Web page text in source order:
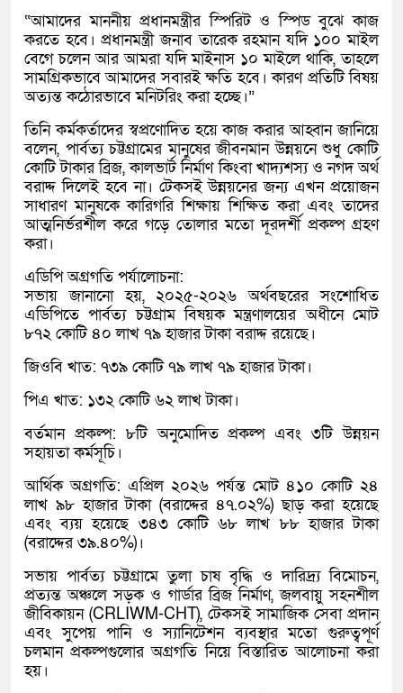
“আমাদের মাননীয় প্রধানমন্ত্রীর স্পিরিট ও স্পিড বুঝে কাজ
করতে হবে। প্রধানমন্ত্রী জনাব তারেক রহমান যদি ১০০ মাইল
বেগে চলেন আর আমরা যদি মাইনাস ১০ মাইলে থাকি, তাহলে
সামগ্রিকভাবে আমাদের সবারই ক্ষতি হবে। কারণ প্রতিটি বিষয়
অত্যন্ত কঠোরভাবে মনিটরিং করা হচ্ছে।”
তিনি কর্মকর্তাদের স্বপ্রণোদিত হয়ে কাজ করার আহ্বান জানিয়ে
বলেন, পার্বত্য চট্টগ্রামের মানুষের জীবনমান উন্নয়নে শুধু কোটি
কোটি টাকার ব্রিজ, কালভার্ট নির্মাণ কিংবা খাদ্যশস্য ও নগদ অর্থ
বরাদ্দ দিলেই হবে না। টেকসই উন্নয়নের জন্য এখন প্রয়োজন
সাধারণ মানুষকে কারিগরি শিক্ষায় শিক্ষিত করা এবং তাদের
আত্মনির্ভরশীল করে গড়ে তোলার মতো দূরদর্শী প্রকল্প গ্রহণ
করা।
এডিপি অগ্রগতি পর্যালোচনা:
সভায় জানানো হয়, ২০২৫-২০২৬ অর্থবছরের সংশোধিত
এডিপিতে পার্বত্য চট্টগ্রাম বিষয়ক মন্ত্রণালয়ের অধীনে মোট
৮৭২ কোটি ৪০ লাখ ৭৯ হাজার টাকা বরাদ্দ রয়েছে।
জিওবি খাত: ৭৩৯ কোটি ৭৯ লাখ ৭৯ হাজার টাকা।
পিএ খাত: ১৩২ কোটি ৬২ লাখ টাকা।
বর্তমান প্রকল্প: ৮টি অনুমোদিত প্রকল্প এবং ৩টি উন্নয়ন
সহায়তা কর্মসূচি।
আর্থিক অগ্রগতি: এপ্রিল ২০২৬ পর্যন্ত মোট ৪১০ কোটি ২৪
লাখ ৯৮ হাজার টাকা (বরাদ্দের ৪৭.০২%) ছাড় করা হয়েছে
এবং ব্যয় হয়েছে ৩৪৩ কোটি ৬৮ লাখ ৮৮ হাজার টাকা
(বরাদ্দের ৩৯.৪০%)।
সভায় পার্বত্য চট্টগ্রামে তুলা চাষ বৃদ্ধি ও দারিদ্র্য বিমোচন,
প্রত্যন্ত অঞ্চলে সড়ক ও গার্ডার ব্রিজ নির্মাণ, জলবায়ু সহনশীল
জীবিকায়ন (CRLIWM-CHT), টেকসই সামাজিক সেবা প্রদান
এবং সুপেয় পানি ও স্যানিটেশন ব্যবস্থার মতো গুরুত্বপূর্ণ
চলমান প্রকল্পগুলোর অগ্রগতি নিয়ে বিস্তারিত আলোচনা করা
হয়।